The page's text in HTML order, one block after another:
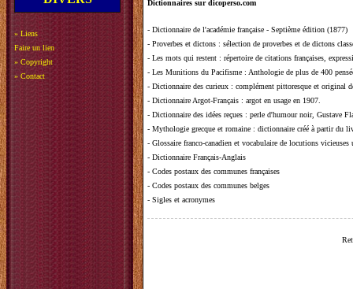
» Liens
Faire un lien
» Copyright
» Contact
Dictionnaires sur dicoperso.com
- Dictionnaire de l'académie française - Septième édition (1877)
- Proverbes et dictons : sélection de proverbes et de dictons
- Les mots qui restent : répertoire de citations françaises,
- Les Munitions du Pacifisme : Anthologie de plus de 400
- Dictionnaire des curieux : complément pittoresque et original
- Dictionnaire Argot-Français : argot en usage en 1907.
- Dictionnaire des idées reçues : perle d'humour noir, Gustave
- Mythologie grecque et romaine : dictionnaire créé à partir du
- Glossaire franco-canadien et vocabulaire de locutions vicieuses
- Dictionnaire Français-Anglais
- Codes postaux des communes françaises
- Codes postaux des communes belges
- Sigles et acronymes